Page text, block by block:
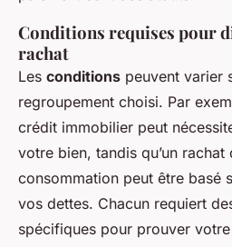
Conditions requises pour
rachat
Les conditions peuvent varier
regroupement choisi. Par
crédit immobilier peut
votre bien, tandis qu’un rachat
consommation peut être basé
vos dettes. Chacun requiert
spécifiques pour prouver